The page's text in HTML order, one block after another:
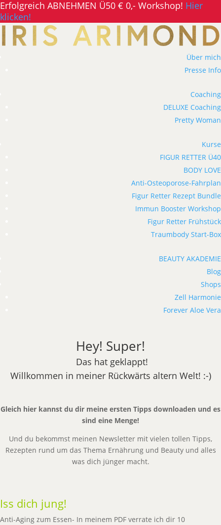
Erfolgreich ABNEHMEN Ü50 € 0,- Workshop! Hier
klicken!
Über mich
Presse Info
Coaching
DELUXE Coaching
Pretty Woman
Kurse
FIGUR RETTER Ü40
BODY LOVE
Anti-Osteoporose-Fahrplan
Figur Retter Rezept Bundle
Immun Booster Workshop
Figur Retter Frühstück
Traumbody Start-Box
BEAUTY AKADEMIE
Blog
Shops
Zell Harmonie
Forever Aloe Vera
Hey! Super!
Das hat geklappt!
Willkommen in meiner Rückwärts altern Welt! :-)
Gleich hier kannst du dir meine ersten Tipps downloaden und es
sind eine Menge!
Und du bekommst meinen Newsletter mit vielen tollen Tipps,
Rezepten rund um das Thema Ernährung und Beauty und alles
was dich jünger macht.
Iss dich jung!
Anti-Aging zum Essen- In meinem PDF verrate ich dir 10